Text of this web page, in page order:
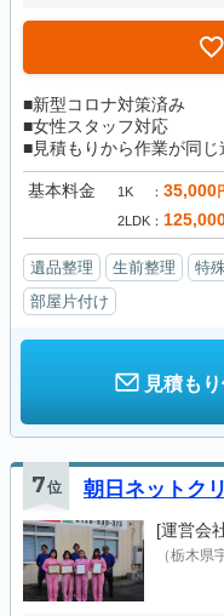
■新型コロナ対策済み
■女性スタッフ対応
■見積もりから作業が同じ
基本料金 1K 35,000
2LDK
遺品整理 生前整理 特
部屋片付け
見積も
7位 朝日ネットク
[運営会
（栃木県